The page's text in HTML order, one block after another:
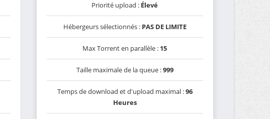
Priorité upload : Élevé
Hébergeurs sélectionnés : PAS DE LIMITE
Max Torrent en parallèle : 15
Taille maximale de la queue :999
Temps de download et d'upload maximal :96
Heures